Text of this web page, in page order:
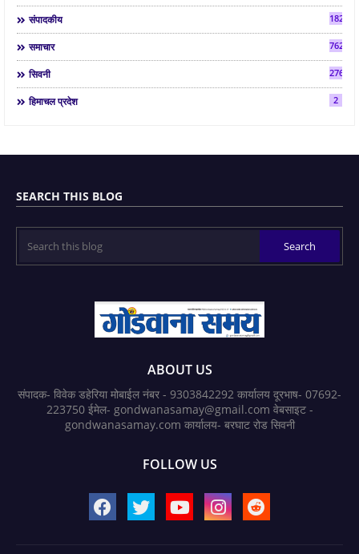
संपादकीय 182
समाचार 7624
सिवनी 2763
हिमाचल प्रदेश 2
SEARCH THIS BLOG
ABOUT US
संपादक- विवेक डहेरिया मोबाईल नंबर - 9303842292 कार्यालय दूरभाष- 07692-
223750 ईमेल- gondwanasamay@gmail.com वेबसाइट -
gondwanasamay.com कार्यालय- बरघाट रोड सिवनी
FOLLOW US